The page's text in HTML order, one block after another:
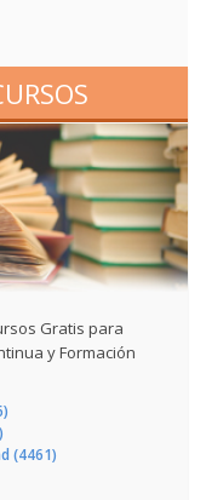
Gratis para
y Formación
(4461)